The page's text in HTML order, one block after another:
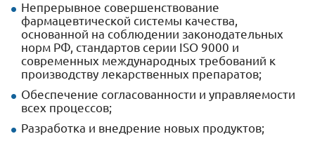
Непрерывное совершенствование
фармацевтической системы качества,
основанной на соблюдении законодательных
норм РФ, стандартов серии ISO 9000 и
современных международных требований к
производству лекарственных препаратов;
Обеспечение согласованности и управляемости
всех процессов;
Разработка и внедрение новых продуктов;